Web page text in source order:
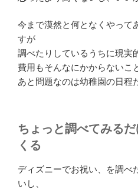
今まで漠然と何となくやって
すが
調べたりしているうちに現実
費用もそんなにかからないこ
あと問題なのは幼稚園の日程
ちょっと調べてみる
くる
ディズニーでお祝い、を調べ
いし、